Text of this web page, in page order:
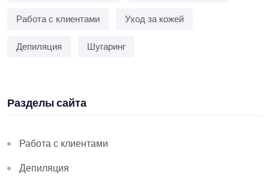
Работа с клиентами
Уход за кожей
Депиляция
Шугаринг
Разделы сайта
Работа с клиентами
Депиляция